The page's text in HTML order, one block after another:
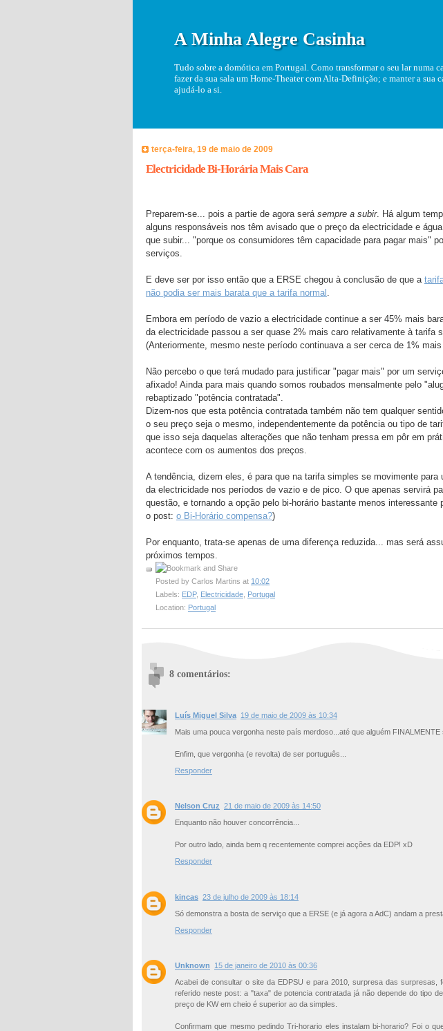
A Minha Alegre Casinha
Tudo sobre a domótica em Portugal. Como transformar o seu lar
fazer da sua sala um Home-Theater com Alta-Definição; e manter a sua
ajudá-lo a si.
terça-feira, 19 de maio de 2009
Electricidade Bi-Horária Mais Cara
Preparem-se... pois a partie de agora será sempre a subir. Há algum
alguns responsáveis nos têm avisado que o preço da electricidade e
que subir... "porque os consumidores têm capacidade para pagar mais"
serviços.
E deve ser por isso então que a ERSE chegou à conclusão de que a
não podia ser mais barata que a tarifa normal .
Embora em período de vazio a electricidade continue a ser 45% mais
da electricidade passou a ser quase 2% mais caro relativamente à tarifa
(Anteriormente, mesmo neste período continuava a ser cerca de 1%
Não percebo o que terá mudado para justificar "pagar mais" por um
afixado! Ainda para mais quando somos roubados mensalmente pelo
rebaptizado "potência contratada".
Dizem-nos que esta potência contratada também não tem qualquer
o seu preço seja o mesmo, independentemente da potência ou tipo de
que isso seja daquelas alterações que não tenham pressa em pôr em
acontece com os aumentos dos preços.
A tendência, dizem eles, é para que na tarifa simples se movimente para
da electricidade nos períodos de vazio e de pico. O que apenas servirá
questão, e tornando a opção pelo bi-horário bastante menos interessante
o post: o Bi-Horário compensa?)
Por enquanto, trata-se apenas de uma diferença reduzida... mas será
próximos tempos.
Posted by Carlos Martins at 10:02
Labels: EDP, Electricidade, Portugal
Location: Portugal
8 comentários:
Luís Miguel Silva 19 de maio de 2009 às 10:34
Mais uma pouca vergonha neste país merdoso...até que alguém FINALMENTE
Enfim, que vergonha (e revolta) de ser português...
Responder
Nelson Cruz 21 de maio de 2009 às 14:50
Enquanto não houver concorrência...
Por outro lado, ainda bem q recentemente comprei acções da EDP! xD
Responder
kincas 23 de julho de 2009 às 18:14
Só demonstra a bosta de serviço que a ERSE (e já agora a AdC) andam a
Responder
Unknown
15 de janeiro de 2010 às 00:36
Acabei de consultar o site da EDPSU e para 2010, surpresa das surpresas,
referido neste post: a "taxa" de potencia contratada já não depende do tipo
preço de KW em cheio é superior ao da simples.
Confirmam que mesmo pedindo Tri-horario eles instalam bi-horario? Foi o